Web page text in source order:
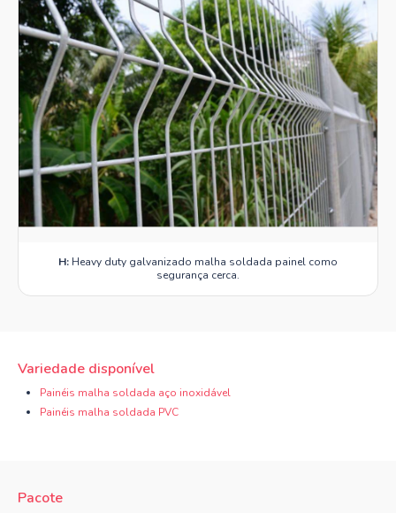
H: Heavy duty galvanizado malha soldada painel como
segurança cerca.
Variedade disponível
Painéis malha soldada aço inoxidável
Painéis malha soldada PVC
Pacote